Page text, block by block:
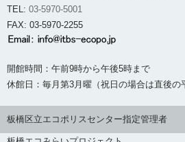
TEL: 03-5970-5001
FAX: 03-5970-2255
開館時間：午前9時から午後5時まで
休館日：毎月第3月曜（祝日の場合は直後の
板橋区立エコポリスセンター指定管理者